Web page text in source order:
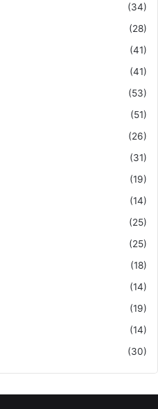
(34)
(28)
(41)
(41)
(53)
(51)
(26)
(31)
(19)
(14)
(25)
(25)
(18)
(14)
(19)
(14)
(30)